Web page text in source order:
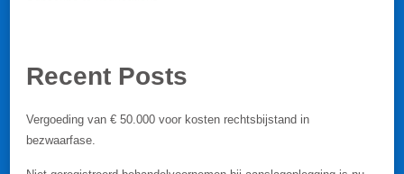
Recent Posts
Vergoeding van € 50.000 voor kosten rechtsbijstand in
bezwaarfase.